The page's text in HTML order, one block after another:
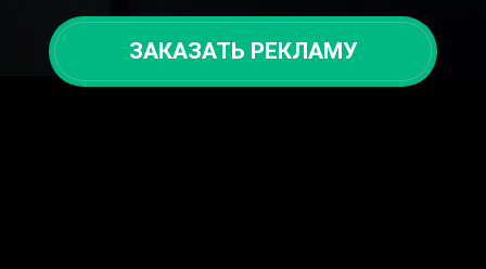
ЗАКАЗАТЬ РЕКЛАМУ